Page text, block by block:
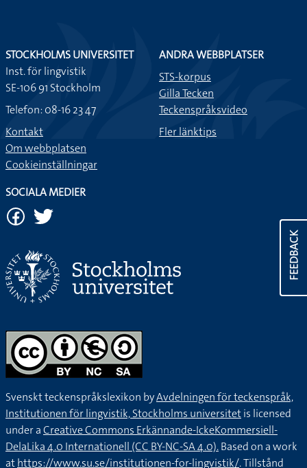
FEEDBACK
STOCKHOLMS UNIVERSITET
Inst. för lingvistik
SE-106 91 Stockholm
Telefon: 08-16 23 47
Kontakt
Om webbplatsen
Cookieinställningar
ANDRA WEBBPLATSER
STS-korpus
Gilla Tecken
Teckenspråksvideo
Fler länktips
SOCIALA MEDIER
Svenskt teckenspråkslexikon byAvdelningen för teckenspråk,
Institutionen för lingvistik, Stockholms universitetis licensed
under aCreative Commons Erkännande-IckeKommersiell-
DelaLika 4.0 Internationell (CC BY-NC-SA 4.0).Based on a work
athttps://www.su.se/institutionen-for-lingvistik/. Tillstånd